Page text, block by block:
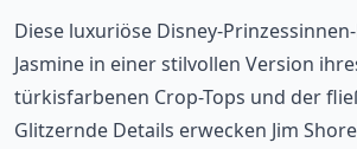
Diese luxuriöse Disney-
Jasmine in einer stilvollen Version
türkisfarbenen Crop-Tops und der
Glitzernde Details erwecken Jim